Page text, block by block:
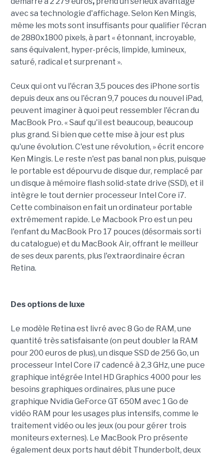
avec sa technologie d'affichage. Selon Ken Mingis,
même les mots sont insuffisants pour qualifier l'écran
de 2880x1800 pixels, à part « étonnant, incroyable,
sans équivalent, hyper-précis, limpide, lumineux,
saturé, radical et surprenant ».
Ceux qui ont vu l'écran 3,5 pouces des iPhone sortis
depuis deux ans ou l'écran 9,7 pouces du nouvel iPad,
peuvent imaginer à quoi peut ressembler l'écran du
MacBook Pro. « Sauf qu'il est beaucoup, beaucoup
plus grand. Si bien que cette mise à jour est plus
qu'une évolution. C'est une révolution, » écrit encore
Ken Mingis. Le reste n'est pas banal non plus, puisque
le portable est dépourvu de disque dur, remplacé par
un disque à mémoire flash solid-state drive (SSD), et il
intègre le tout dernier processeur Intel Core i7.
Cette combinaison en fait un ordinateur portable
extrêmement rapide. Le Macbook Pro est un peu
l'enfant du MacBook Pro 17 pouces (désormais sorti
du catalogue) et du MacBook Air, offrant le meilleur
de ses deux parents, plus l'extraordinaire écran
Retina.
Des options de luxe
Le modèle Retina est livré avec 8 Go de RAM, une
quantité très satisfaisante (on peut doubler la RAM
pour 200 euros de plus), un disque SSD de 256 Go, un
processeur Intel Core i7 cadencé à 2,3 GHz, une puce
graphique intégrée Intel HD Graphics 4000 pour les
besoins graphiques ordinaires, plus une puce
graphique Nvidia GeForce GT 650M avec 1 Go de
vidéo RAM pour les usages plus intensifs, comme le
traitement vidéo ou les jeux (ou pour gérer trois
moniteurs externes). Le MacBook Pro présente
également deux ports haut débit Thunderbolt, deux